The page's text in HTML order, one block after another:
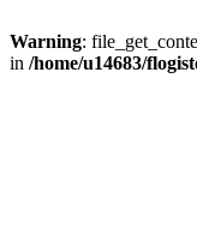
Warning:
in /home/u14683/